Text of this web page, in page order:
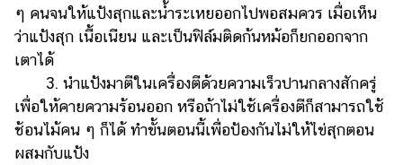
ๆ คนจนให้แป้งสุกและน้ำระเหยออกไปพอสมควร เมื่อเห็น
ว่าแป้งสุก เนื้อเนียน และเป็นฟิล์มติดก้นหม้อก็ยกออกจาก
เตาได้
3. นำแป้งมาตีในเครื่องตีด้วยความเร็วปานกลางสักครู่
เพื่อให้คายความร้อนออก หรือถ้าไม่ใช้เครื่องตีก็สามารถใช้
ช้อนไม้คน ๆ ก็ได้ ทำขั้นตอนนี้เพื่อป้องกันไม่ให้ไข่สุกตอน
ผสมกับแป้ง